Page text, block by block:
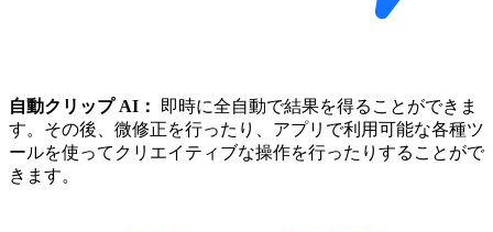
自動クリップ AI：
即時に全自動で結果を得ることができま
す。その後、微修正を行ったり、アプリで利用可能な各種ツ
ールを使ってクリエイティブな操作を行ったりすることがで
きます。